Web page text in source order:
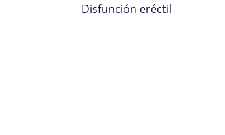
Disfunción eréctil